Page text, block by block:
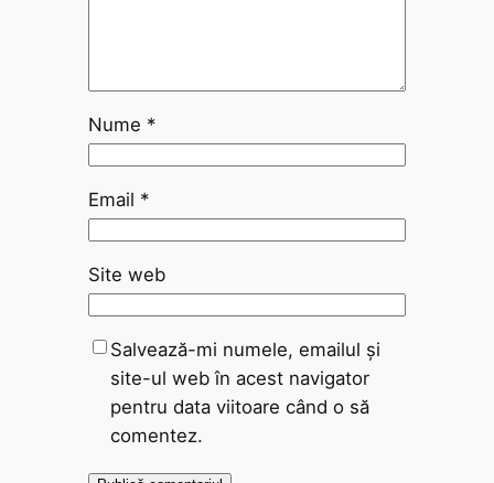
Nume *
Email *
Site web
Salvează-mi numele, emailul și
site-ul web în acest navigator
pentru data viitoare când o să
comentez.